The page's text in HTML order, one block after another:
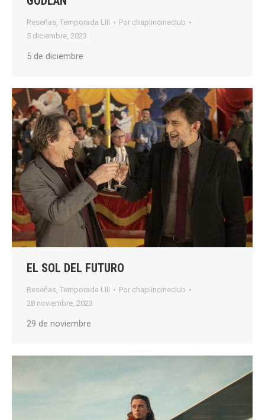
Reseñas, Temporada LIII Por chaplincineclub
5 diciembre, 2023
5 de diciembre
EL SOL DEL FUTURO
Reseñas, Temporada LIII Por chaplincineclub
28 noviembre, 2023
29 de noviembre